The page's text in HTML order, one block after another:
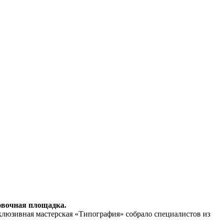
площадка.
мастерская «Типография» собрало специалистов из